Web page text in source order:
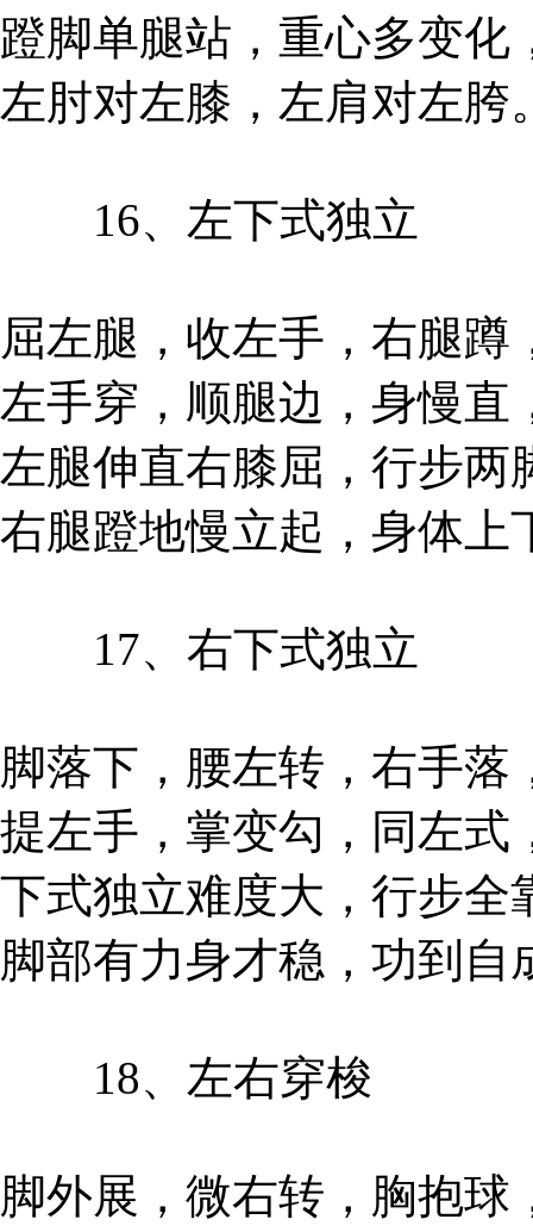
蹬脚单腿站，重心多变化
左肘对左膝，左肩对左胯
16、左下式独立
屈左腿，收左手，右腿蹲
左手穿，顺腿边，身慢直
左腿伸直右膝屈，行步两
右腿蹬地慢立起，身体上
17、右下式独立
脚落下，腰左转，右手落
提左手，掌变勾，同左式
下式独立难度大，行步全
脚部有力身才稳，功到自
18、左右穿梭
脚外展，微右转，胸抱球